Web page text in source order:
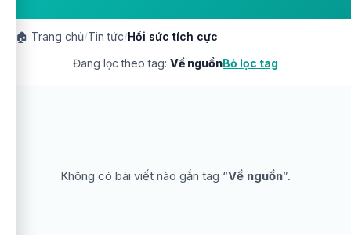
🏠 Trang chủ/Tin tức/Hồi sức tích cực
Đang lọc theo tag: Về nguồnBỏ lọc tag
Không có bài viết nào gắn tag “Về nguồn”.